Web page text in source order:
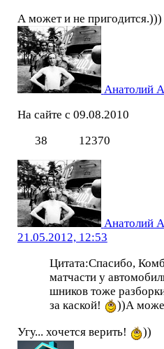
А может и не пригодится.)))
Анатолий
На сайте с 09.08.2010
38
12370
Анатолий
21.05.2012, 12:53
Цитата:Спасибо,
матчасти у
шников тоже
за каской!
))А
Угу... хочется верить! ))